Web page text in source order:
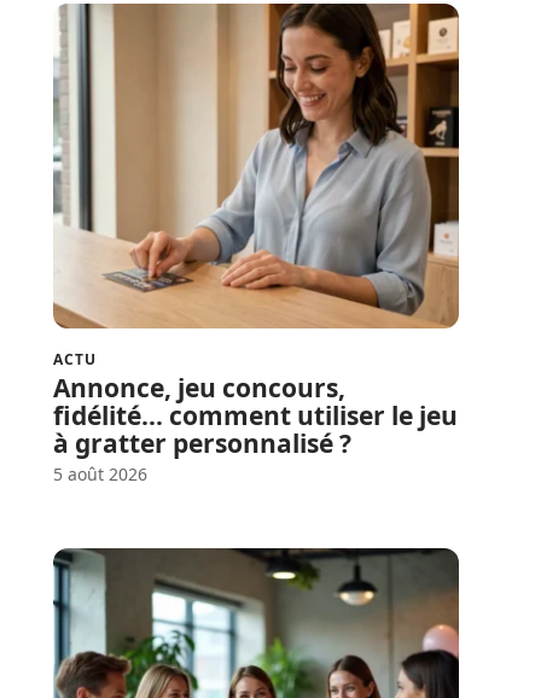
ACTU
Annonce, jeu concours,
fidélité… comment utiliser le jeu
à gratter personnalisé ?
5 août 2026